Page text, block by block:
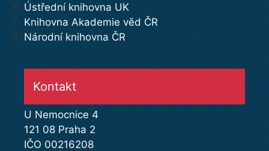
Ústřední knihovna UK
Knihovna Akademie věd ČR
Národní knihovna ČR
Kontakt
U Nemocnice 4
121 08 Praha 2
IČO 00216208